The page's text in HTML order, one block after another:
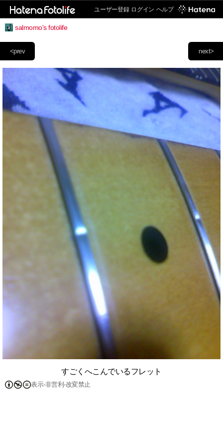
ユーザー登録 ログイン ヘルプ
salmomo's fotolife
next>
<prev
すごくへこんでいるフレット
表示-非営利-改変禁止